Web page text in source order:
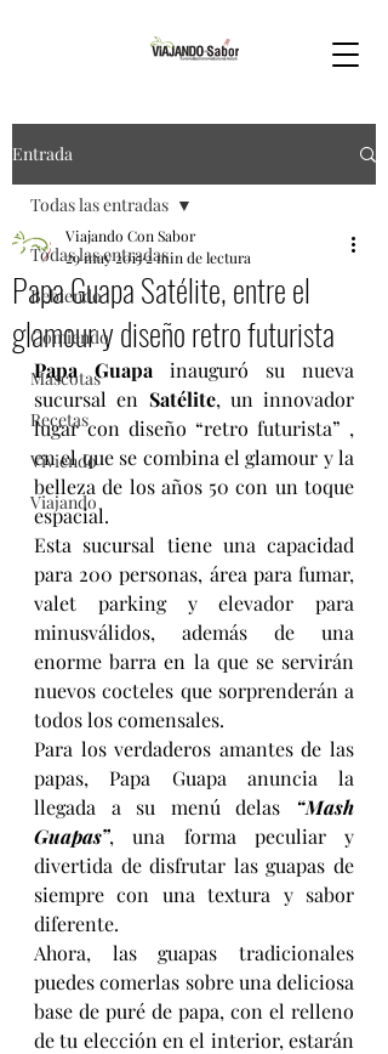
Entrada
Todas las entradas
Bebiendo
Comiendo
Mascotas
Recetas
Viviendo
Viajando
Todas las entradas
Papa Guapa Satélite, entre el
glamour y diseño retro futurista
Viajando Con Sabor
29 may 20152 min de lectura
Papa Guapa inauguró su nueva
sucursal en Satélite, un innovador
lugar con diseño “retro futurista” ,
en el que se combina el glamour y la
belleza de los años 50 con un toque
espacial.
Esta sucursal tiene una capacidad
para 200 personas, área para fumar,
valet parking y elevador para
minusválidos, además de una
enorme barra en la que se servirán
nuevos cocteles que sorprenderán a
todos los comensales.
Para los verdaderos amantes de las
papas, Papa Guapa anuncia la
llegada a su menú delas “Mash
Guapas”, una forma peculiar y
divertida de disfrutar las guapas de
siempre con una textura y sabor
diferente.
Ahora, las guapas tradicionales
puedes comerlas sobre una deliciosa
base de puré de papa, con el relleno
de tu elección en el interior, estarán